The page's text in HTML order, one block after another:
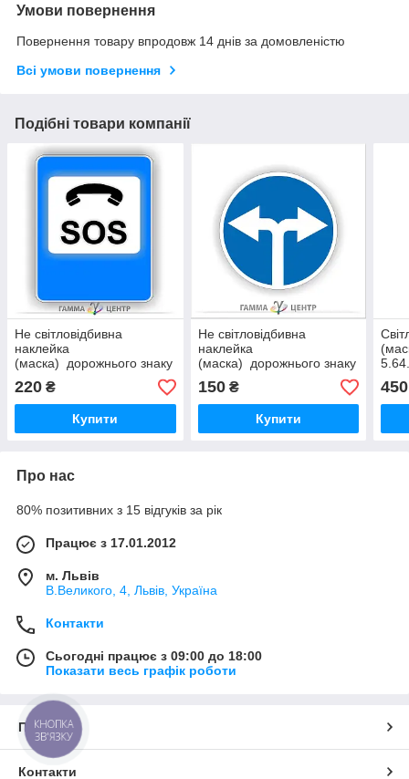
Умови повернення
Повернення товару впродовж 14 днів за домовленістю
Всі умови повернення
Подібні товари компанії
Не світловідбивна
наклейка
(маска) дорожнього знаку
6.3 Телефон для виклику
аварійної служби
220 ₴
Купити
Не світловідбивна
наклейка
(маска) дорожнього знаку
4.6. Рух праворуч або
ліворуч
150₴
Купити
450
Про нас
80% позитивних з 15 відгуків за рік
Працює з 17.01.2012
м. Львів
В.Великого, 4, Львів, Україна
Контакти
Сьогодні працює з 09:00 до 18:00
Показати весь графік роботи
Про нас
Контакти
КНОПКА
ЗВ'ЯЗКУ